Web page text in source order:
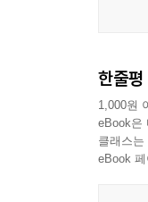
한줄평
1,000원
eBook은
클래스
eBook